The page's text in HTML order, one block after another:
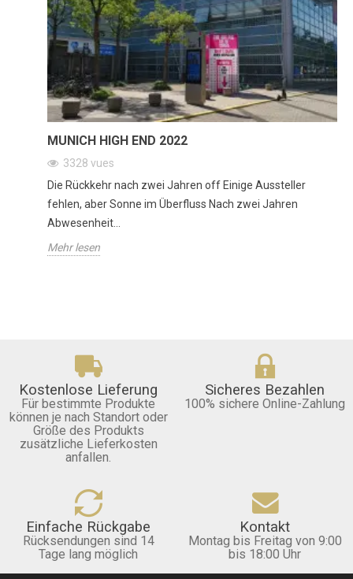
MUNICH HIGH END 2022
3328 vues
Die Rückkehr nach zwei Jahren off Einige Aussteller
fehlen, aber Sonne im Überfluss Nach zwei Jahren
Abwesenheit...
Mehr lesen
Kostenlose Lieferung
Für bestimmte Produkte
können je nach Standort oder
Größe des Produkts
zusätzliche Lieferkosten
anfallen.
Sicheres Bezahlen
100% sichere Online-Zahlung
Einfache Rückgabe
Rücksendungen sind 14
Tage lang möglich
Kontakt
Montag bis Freitag von 9:00
bis 18:00 Uhr